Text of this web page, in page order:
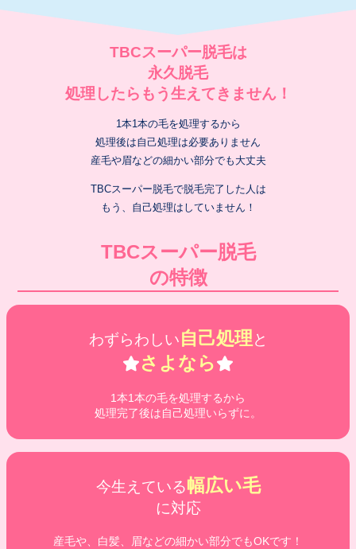
TBCスーパー脱毛は
永久脱毛
処理したらもう生えてきません！
1本1本の毛を処理するから
処理後は自己処理は必要ありません
産毛や眉などの細かい部分でも大丈夫
TBCスーパー脱毛で脱毛完了した人は
もう、自己処理はしていません！
TBCスーパー脱毛
の特徴
わずらわしい自己処理と
さよなら
1本1本の毛を処理するから
処理完了後は自己処理いらずに。
今生えている幅広い毛
に対応
産毛や、白髪、眉などの細かい部分でもOKです！